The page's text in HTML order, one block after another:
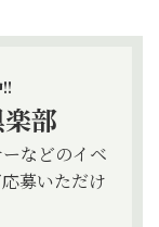
部
などのイベ
募いただけ